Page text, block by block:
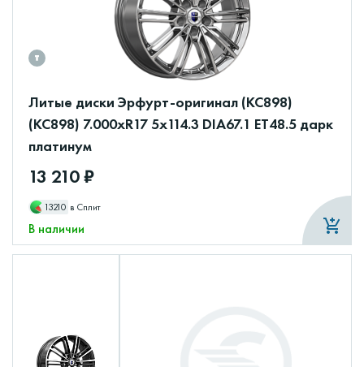
Литые диски Эрфурт-оригинал (КС898)
(КС898) 7.000xR17 5x114.3 DIA67.1 ET48.5 дарк
платинум
13 210 ₽
13210 в Сплит
В наличии